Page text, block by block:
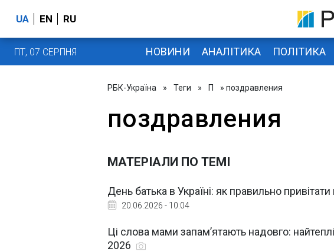
UA EN RU
ПТ, 07 СЕРПНЯ НОВИНИ АНАЛІТИКА ПОЛІТИКА
РБК-Україна » Теги » П » поздравления
поздравления
МАТЕРІАЛИ ПО ТЕМІ
День батька в Україні: як правильно
20.06.2026 - 10:04
Ці слова мами запам’ятають надовго:
2026